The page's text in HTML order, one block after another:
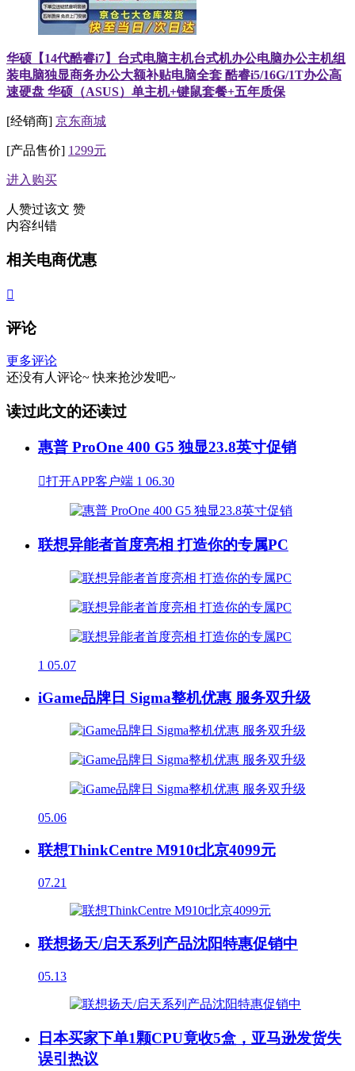
华硕【14代酷睿i7】台式电脑主机台式机办公电脑办公主机组
装电脑独显商务办公大额补贴电脑全套 酷睿i5/16G/1T办公高
速硬盘 华硕（ASUS）单主机+键鼠套餐+五年质保
[经销商] 京东商城
[产品售价] 1299元
进入购买
人赞过该文 赞
内容纠错
相关电商优惠

评论
更多评论
还没有人评论~ 快来抢沙发吧~
读过此文的还读过
惠普 ProOne 400 G5 独显23.8英寸促销
打开APP客户端 1 06.30
联想异能者首度亮相 打造你的专属PC
1 05.07
iGame品牌日 Sigma整机优惠 服务双升级
05.06
联想ThinkCentre M910t北京4099元
07.21
联想扬天/启天系列产品沈阳特惠促销中
05.13
日本买家下单1颗CPU竟收5盒，亚马逊发货失
误引热议